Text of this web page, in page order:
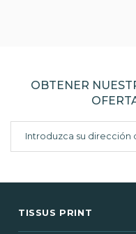
OBTENER
TISSUS PRINT